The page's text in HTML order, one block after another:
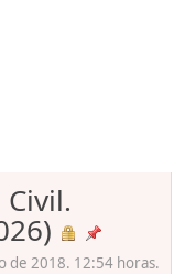
de 2018. 12:54 horas.